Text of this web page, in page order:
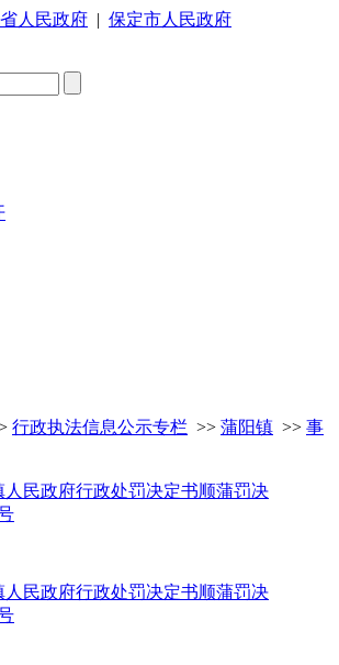
人民政府 | 保定市人民政府
行政执法信息公示专栏 >> 蒲阳镇 >> 事
人民政府行政处罚决定书顺蒲罚决
人民政府行政处罚决定书顺蒲罚决